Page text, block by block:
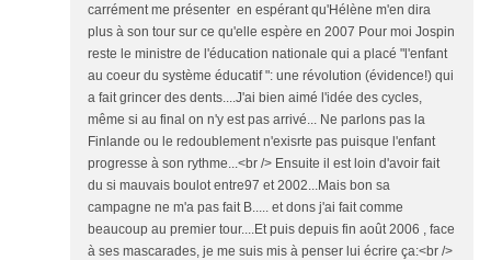
carrément me présenter en espérant qu'Hélène m'en dira
plus à son tour sur ce qu'elle espère en 2007 Pour moi Jospin
reste le ministre de l'éducation nationale qui a placé "l'enfant
au coeur du système éducatif ": une révolution (évidence!) qui
a fait grincer des dents....J'ai bien aimé l'idée des cycles,
même si au final on n'y est pas arrivé... Ne parlons pas la
Finlande ou le redoublement n'exisrte pas puisque l'enfant
progresse à son rythme...<br /> Ensuite il est loin d'avoir fait
du si mauvais boulot entre97 et 2002...Mais bon sa
campagne ne m'a pas fait B..... et dons j'ai fait comme
beaucoup au premier tour....Et puis depuis fin août 2006 , face
à ses mascarades, je me suis mis à penser lui écrire ça:<br />